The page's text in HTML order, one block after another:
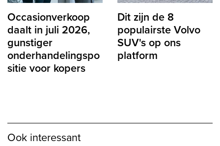
Ook interessant
Occasionverkoop
daalt in juli 2026,
gunstiger
onderhandelingspo
sitie voor kopers
Dit zijn de 8
populairste Volvo
SUV's op ons
platform